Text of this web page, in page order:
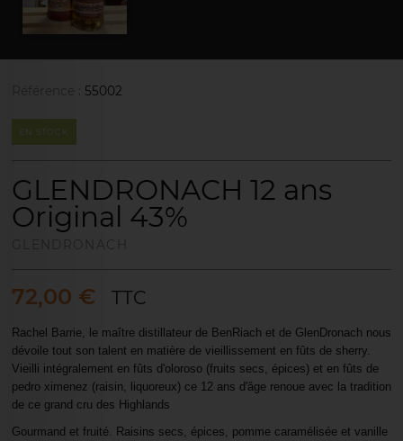
55002
EN STOCK
GLENDRONACH 12 ans
Original 43%
72,00 € TTC
Rachel Barrie, le maître distillateur de BenRiach et de GlenDronach nous
dévoile tout son talent en matière de vieillissement en fûts de sherry.
Vieilli intégralement en fûts d'oloroso (fruits secs, épices) et en fûts de
pedro ximenez (raisin, liquoreux) ce 12 ans d'âge renoue avec la tradition
de ce grand cru des Highlands
Gourmand et fruité. Raisins secs, épices, pomme caramélisée et vanille